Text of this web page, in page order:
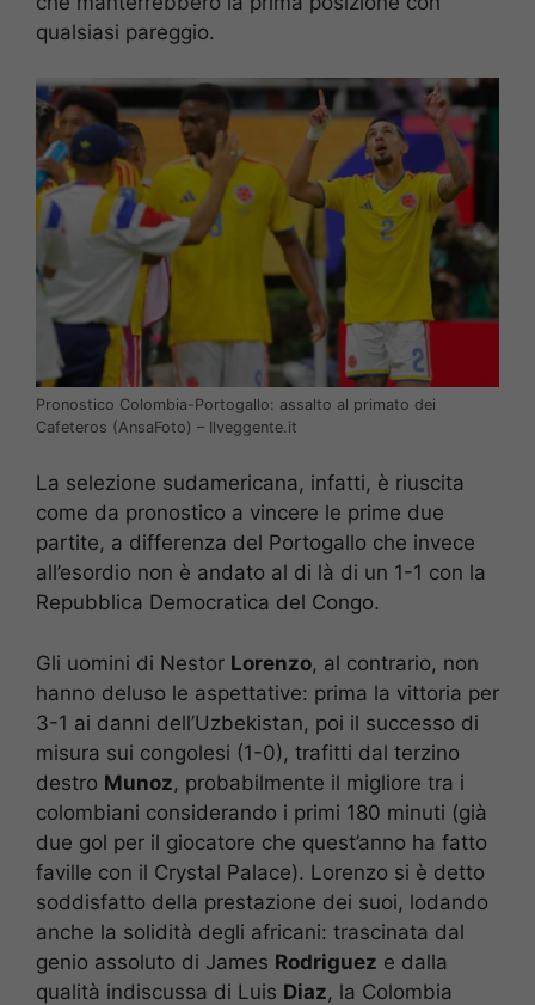
qualsiasi pareggio.
Pronostico Colombia-Portogallo: assalto al primato dei
Cafeteros (AnsaFoto) – Ilveggente.it
La selezione sudamericana, infatti, è riuscita
come da pronostico a vincere le prime due
partite, a differenza del Portogallo che invece
all’esordio non è andato al di là di un 1-1 con la
Repubblica Democratica del Congo.
Gli uomini di Nestor Lorenzo, al contrario, non
hanno deluso le aspettative: prima la vittoria per
3-1 ai danni dell’Uzbekistan, poi il successo di
misura sui congolesi (1-0), trafitti dal terzino
destro Munoz, probabilmente il migliore tra i
colombiani considerando i primi 180 minuti (già
due gol per il giocatore che quest’anno ha fatto
faville con il Crystal Palace). Lorenzo si è detto
soddisfatto della prestazione dei suoi, lodando
anche la solidità degli africani: trascinata dal
genio assoluto di James Rodriguez e dalla
qualità indiscussa di Luis Diaz, la Colombia